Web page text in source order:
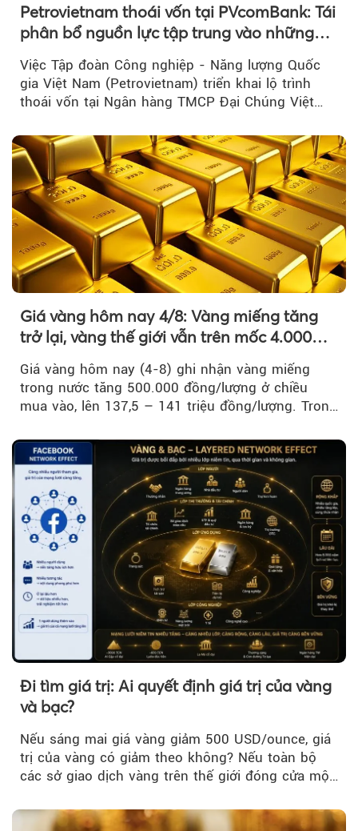
Petrovietnam thoái vốn tại PVcomBank: Tái
phân bổ nguồn lực tập trung vào những
Việc Tập đoàn Công nghiệp - Năng lượng Quốc
gia Việt Nam (Petrovietnam) triển khai lộ trình
thoái vốn tại Ngân hàng TMCP Đại Chúng Việt
Giá vàng hôm nay 4/8: Vàng miếng tăng
trở lại, vàng thế giới vẫn trên mốc 4.000
Giá vàng hôm nay (4-8) ghi nhận vàng miếng
trong nước tăng 500.000 đồng/lượng ở chiều
mua vào, lên 137,5 – 141 triệu đồng/lượng. Trong
trì trên ngưỡng 4.000 USD/ounce.
Đi tìm giá trị: Ai quyết định giá trị của vàng
và bạc?
Nếu sáng mai giá vàng giảm 500 USD/ounce, giá
trị của vàng có giảm theo không? Nếu toàn bộ
các sở giao dịch vàng trên thế giới đóng cửa một